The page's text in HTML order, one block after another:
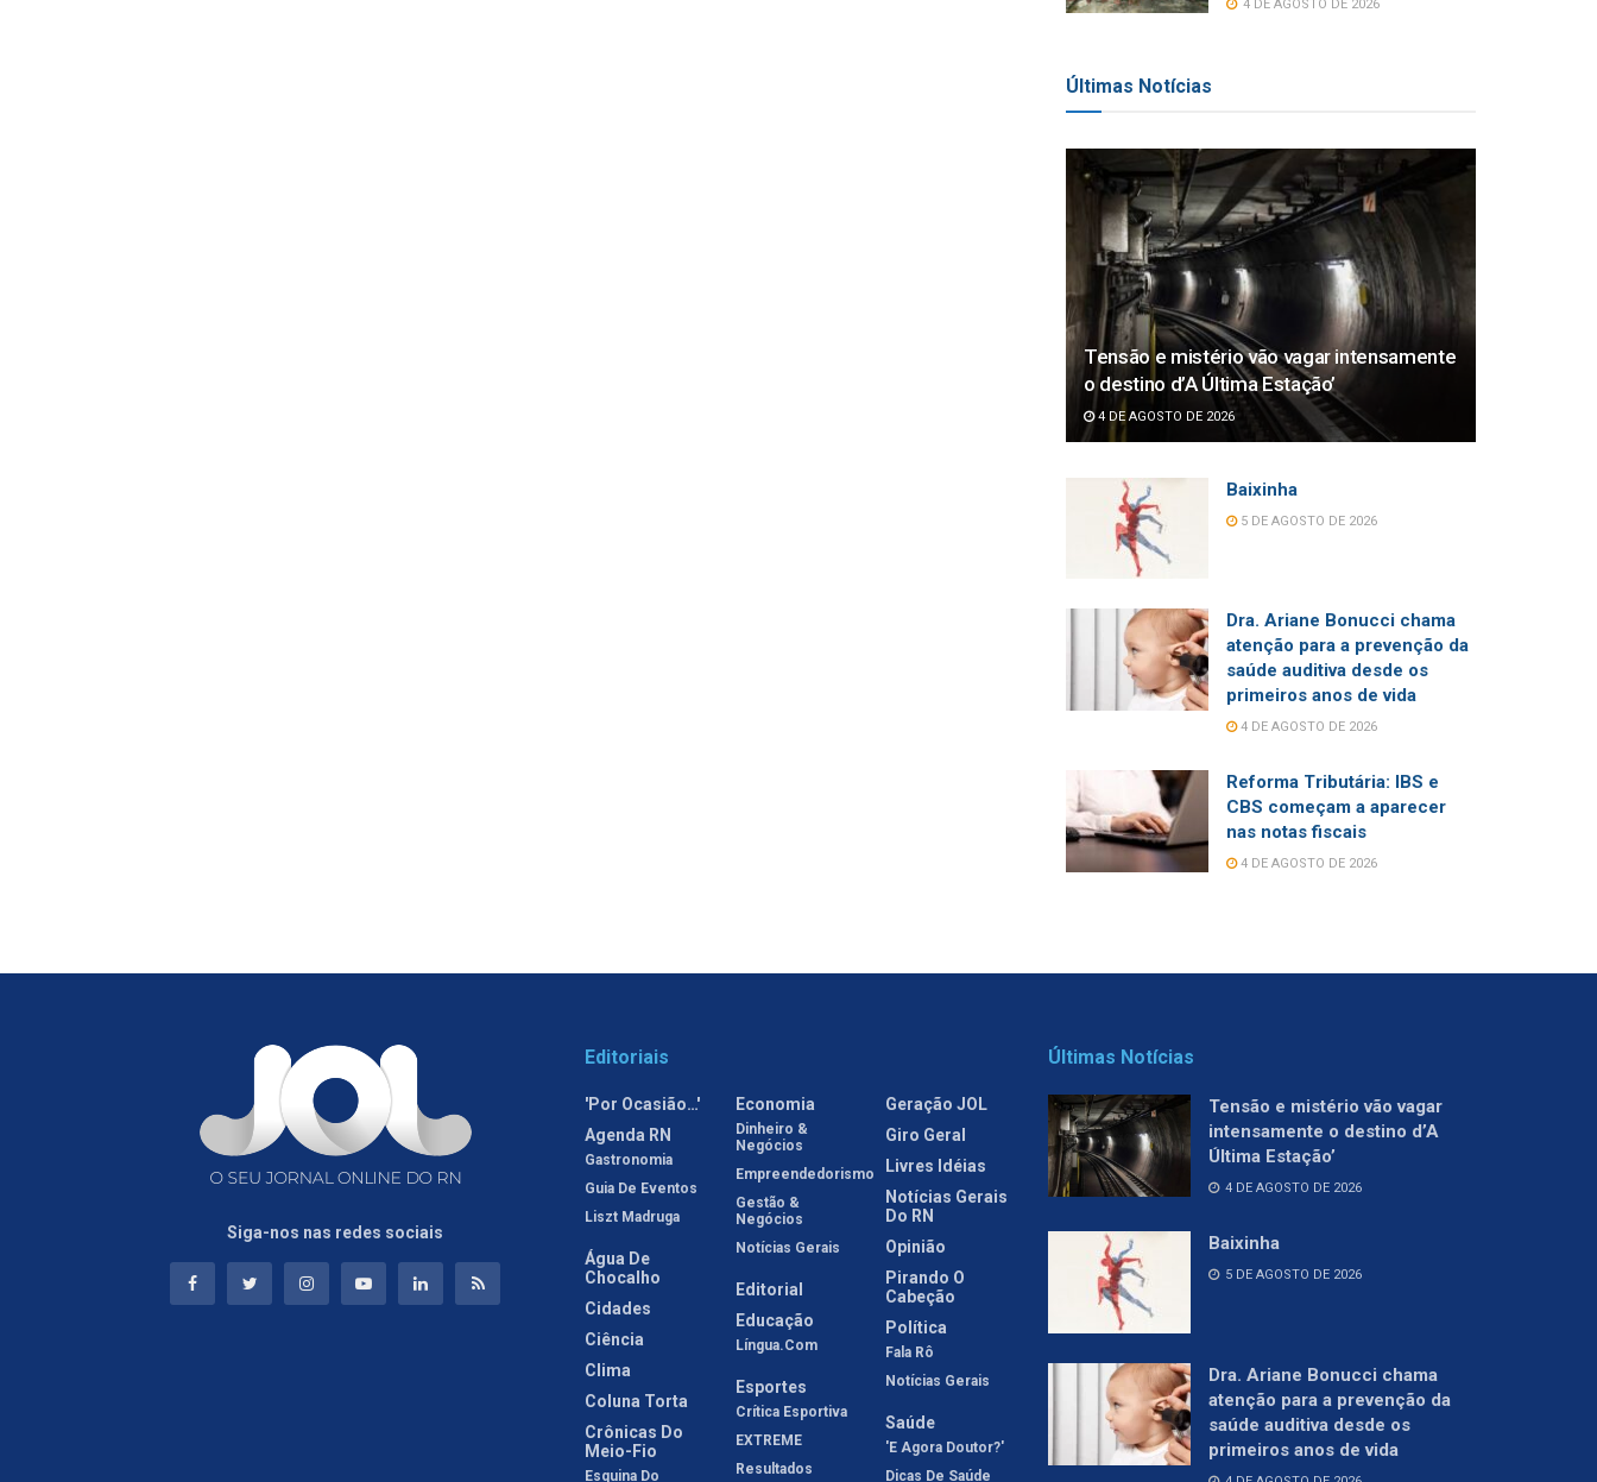
4 DE AGOSTO DE 2026
Últimas Notícias
Tensão e mistério vão vagar intensamente
o destino d’A Última Estação’
4 DE AGOSTO DE 2026
Baixinha
5 DE AGOSTO DE 2026
Dra. Ariane Bonucci chama
atenção para a prevenção da
saúde auditiva desde os
primeiros anos de vida
4 DE AGOSTO DE 2026
Reforma Tributária: IBS e
CBS começam a aparecer
nas notas fiscais
4 DE AGOSTO DE 2026
Siga-nos nas redes sociais
Editoriais
'Por Ocasião…'
Agenda RN
Gastronomia
Guia De Eventos
Liszt Madruga
Água De
Chocalho
Cidades
Ciência
Clima
Coluna Torta
Crônicas Do
Meio-Fio
Esquina Do
Economia
Dinheiro &
Negócios
Empreendedorismo
Gestão &
Negócios
Notícias Gerais
Editorial
Educação
Língua.com
Esportes
Crítica Esportiva
EXTREME
Resultados
Geração JOL
Giro Geral
Livres Idéias
Notícias Gerais
Do RN
Opinião
Pirando O
Cabeção
Política
Fala Rô
Notícias Gerais
Saúde
'E Agora Doutor?'
Dicas De Saúde
Últimas Notícias
Tensão e mistério vão vagar
intensamente o destino d’A
Última Estação’
4 DE AGOSTO DE 2026
Baixinha
5 DE AGOSTO DE 2026
Dra. Ariane Bonucci chama
atenção para a prevenção da
saúde auditiva desde os
primeiros anos de vida